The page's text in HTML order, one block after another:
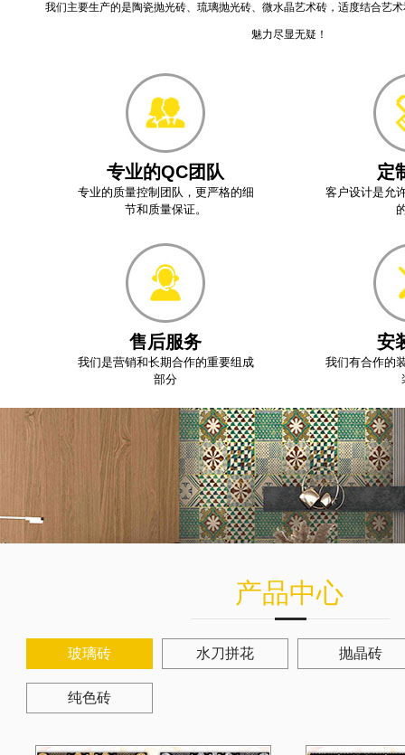
我们主要生产的是陶瓷抛光砖、琉璃抛光砖、微水晶艺术砖，适度结合艺
魅力尽显无疑！
专业的QC团队
专业的质量控制团队，更严格的细
节和质量保证。
定
客户设计是允
售后服务
我们是营销和长期合作的重要组成
部分
安
我们有合作的
产品中心
玻璃砖 水刀拼花 抛晶砖
纯色砖